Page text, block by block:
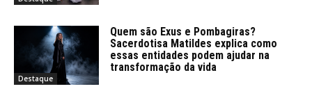
Destaque
Quem são Exus e Pombagiras?
Sacerdotisa Matildes explica como
essas entidades podem ajudar na
transformação da vida